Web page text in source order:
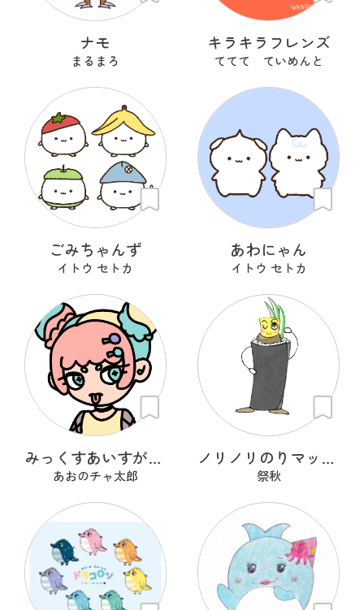
ナモ
まるまろ
キラキラフレンズ
ててて ていめんと
ごみちゃんず
イトウ セトカ
あわにゃん
イトウ セトカ
みっくすあいすがーる
あおのチャ太郎
ノリノリのりマッキーさん
祭秋